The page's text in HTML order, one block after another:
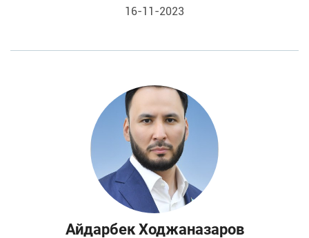
16-11-2023
Айдарбек Ходжаназаров